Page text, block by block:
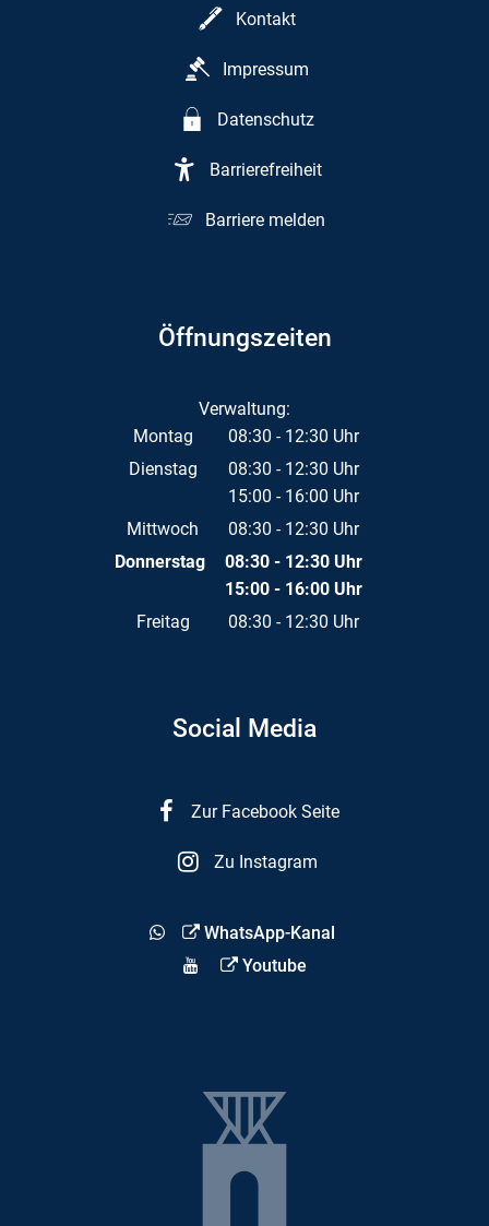
Kontakt
Impressum
Datenschutz
Barrierefreiheit
Barriere melden
Öffnungszeiten
Verwaltung:
Montag
08:30 - 12:30 Uhr
Von 08:30 bis 12:30 Uhr
Dienstag 08:30 - 12:30 Uhr
Von 08:30 bis 12:30 Uhr
15:00 - 16:00 Uhr
Von 15:00 bis 16:00 Uhr
Mittwoch 08:30 - 12:30 Uhr
Von 08:30 bis 12:30 Uhr
Donnerstag 08:30 - 12:30 Uhr
Von 08:30 bis 12:30 Uhr
15:00 - 16:00 Uhr
Von 15:00 bis 16:00 Uhr
Freitag 08:30 - 12:30 Uhr
Social Media
Zur Facebook Seite
Zu Instagram
WhatsApp-Kanal
Youtube